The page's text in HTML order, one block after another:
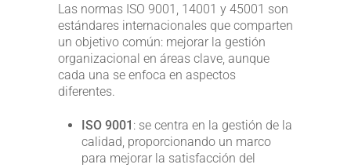
Las normas ISO 9001, 14001 y 45001 son
estándares internacionales que comparten
un objetivo común: mejorar la gestión
organizacional en áreas clave, aunque
cada una se enfoca en aspectos
diferentes.
ISO 9001 : se centra en la gestión de la
calidad, proporcionando un marco
para mejorar la satisfacción del